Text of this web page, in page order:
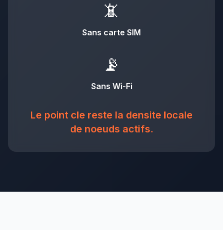
📵
Sans carte SIM
📡
Sans Wi-Fi
Le point cle reste la densite locale
de noeuds actifs.